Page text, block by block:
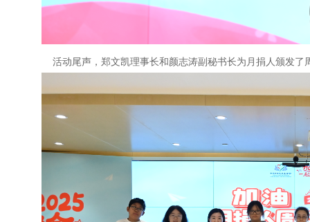
活动尾声，郑文凯理事长和颜志涛副秘书长为月捐人颁发了